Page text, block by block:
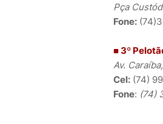
Pça
Fone:
■ 3º
Av.
Cel: (74)
Fone: (74)